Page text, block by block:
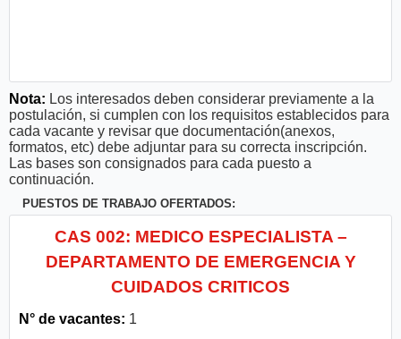
Nota: Los interesados deben considerar previamente a la
postulación, si cumplen con los requisitos establecidos para
cada vacante y revisar que documentación(anexos,
formatos, etc) debe adjuntar para su correcta inscripción.
Las bases son consignados para cada puesto a
continuación.
PUESTOS DE TRABAJO OFERTADOS:
CAS 002: MEDICO ESPECIALISTA –
DEPARTAMENTO DE EMERGENCIA Y
CUIDADOS CRITICOS
N° de vacantes: 1